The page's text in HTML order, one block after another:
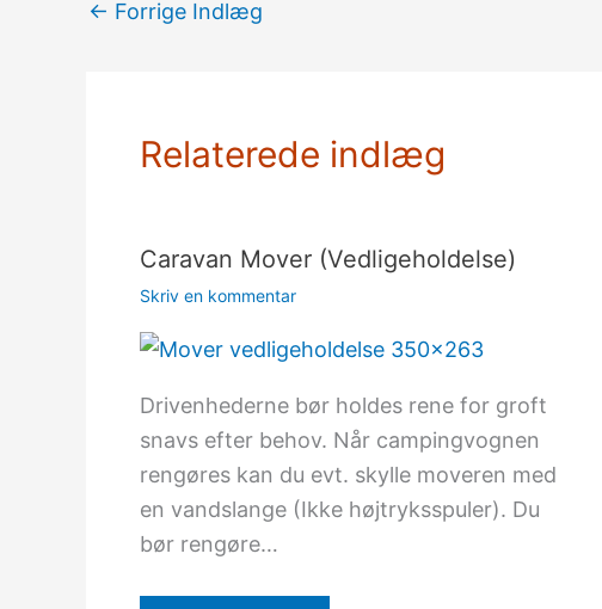
← Forrige Indlæg
Relaterede indlæg
Caravan Mover (Vedligeholdelse)
Skriv en kommentar
Drivenhederne bør holdes rene for groft
snavs efter behov. Når campingvognen
rengøres kan du evt. skylle moveren med
en vandslange (Ikke højtryksspuler). Du
bør rengøre…